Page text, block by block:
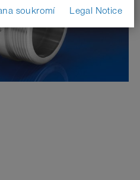
soukromí
Legal Notice